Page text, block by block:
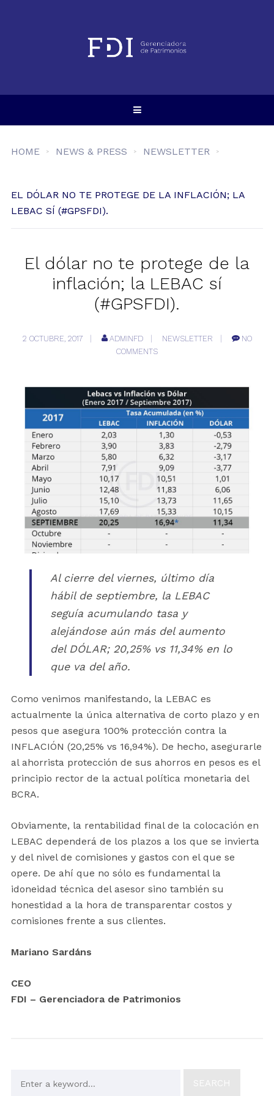
HOME NEWS & PRESS NEWSLETTER
EL DÓLAR NO TE PROTEGE DE LA INFLACIÓN; LA
LEBAC SÍ (#GPSFDI).
El dólar no te protege de la
inflación; la LEBAC sí
(#GPSFDI).
2 OCTUBRE, 2017 ADMINFD NEWSLETTER
NO
COMMENTS
Al cierre del viernes, último día
hábil de septiembre, la LEBAC
seguía acumulando tasa y
alejándose aún más del aumento
del DÓLAR; 20,25% vs 11,34% en lo
que va del año.
Como venimos manifestando, la LEBAC es
actualmente la única alternativa de corto plazo y en
pesos que asegura 100% protección contra la
INFLACIÓN (20,25% vs 16,94%). De hecho, asegurarle
al ahorrista protección de sus ahorros en pesos es el
principio rector de la actual política monetaria del
BCRA.
Obviamente, la rentabilidad final de la colocación en
LEBAC dependerá de los plazos a los que se invierta
y del nivel de comisiones y gastos con el que se
opere. De ahí que no sólo es fundamental la
idoneidad técnica del asesor sino también su
honestidad a la hora de transparentar costos y
comisiones frente a sus clientes.
Mariano Sardáns
CEO
FDI – Gerenciadora de Patrimonios